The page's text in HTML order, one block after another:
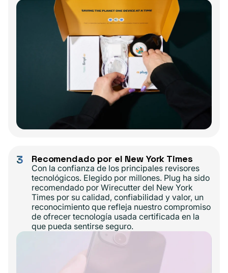
3 Recomendado por el New York Times
Con la confianza de los principales revisores
tecnológicos. Elegido por millones. Plug ha sido
recomendado por Wirecutter del New York
Times por su calidad, confiabilidad y valor, un
reconocimiento que refleja nuestro compromiso
de ofrecer tecnología usada certificada en la
que pueda sentirse seguro.